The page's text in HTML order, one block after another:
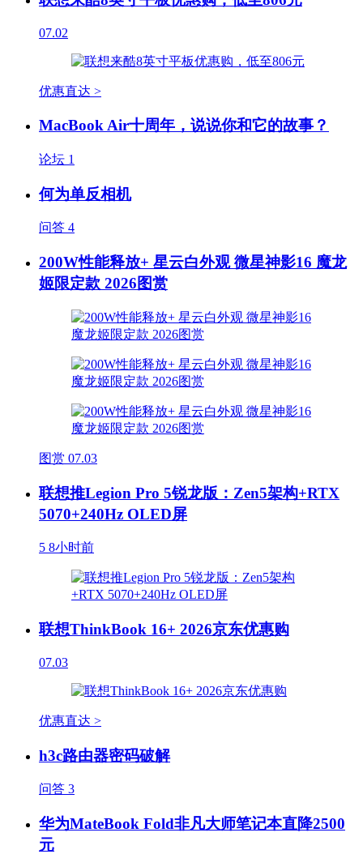
07.02
优惠直达 >
MacBook Air十周年，说说你和它的故事？
论坛 1
何为单反相机
问答 4
200W性能释放+ 星云白外观 微星神影16 魔龙
姬限定款 2026图赏
图赏 07.03
联想推Legion Pro 5锐龙版：Zen5架构+RTX
5070+240Hz OLED屏
5 8小时前
联想ThinkBook 16+ 2026京东优惠购
07.03
优惠直达 >
h3c路由器密码破解
问答 3
华为MateBook Fold非凡大师笔记本直降2500
元